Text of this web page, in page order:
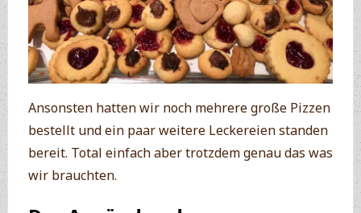
Ansonsten hatten wir noch mehrere große Pizzen
bestellt und ein paar weitere Leckereien standen
bereit. Total einfach aber trotzdem genau das was
wir brauchten.